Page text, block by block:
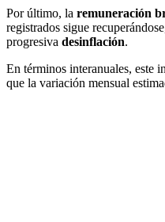
Por último, la remuneración
registrados sigue
progresiva desinflación.
En términos interanuales, este
que la variación mensual